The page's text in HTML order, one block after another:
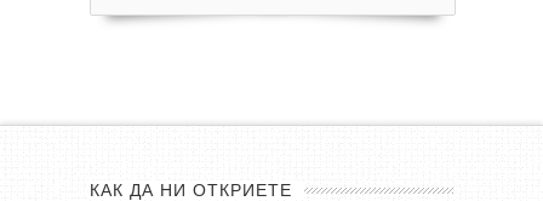
КАК ДА НИ ОТКРИЕТЕ